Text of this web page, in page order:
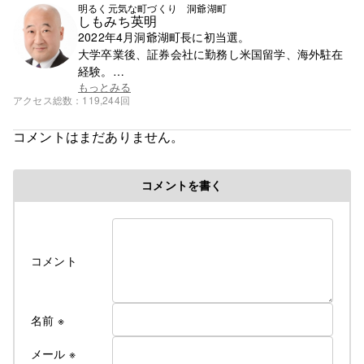
明るく元気な町づくり 洞爺湖町
しもみち英明
2022年4月洞爺湖町長に初当選。
大学卒業後、証券会社に勤務し米国留学、海外駐在
経験。
帰国後、札幌市で学習塾を13年間経営。
30年ぶりに地元に戻り町議会議員とバス会社の二刀
1985年成城大学経済学部卒。
もっとみる
アクセス総数 119,244回
コメントはまだありません。
コメントを書く
コメント
名前 ※
メール ※